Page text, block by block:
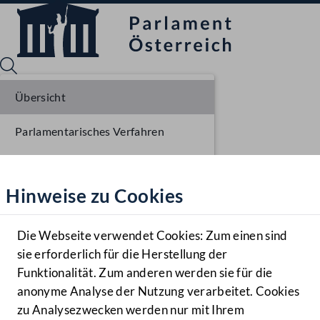
Hilfe
Benutzer
Navigationsmenü öffnen
MENÜ
Hinweise zu Cookies
Die Webseite verwendet Cookies: Zum einen sind
sie erforderlich für die Herstellung der
Funktionalität. Zum anderen werden sie für die
anonyme Analyse der Nutzung verarbeitet. Cookies
zu Analysezwecken werden nur mit Ihrem
Übersicht
Parlamentarisches Verfahren